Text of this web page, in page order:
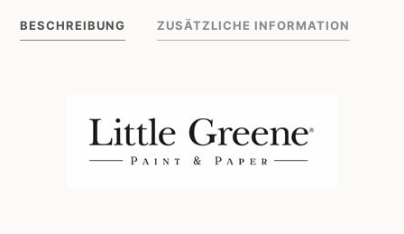
Pale
BESCHREIBUNG ZUSÄTZLICHE INFORMATION